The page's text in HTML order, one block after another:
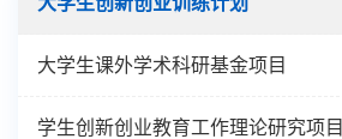
大学生课外学术科研基金项目
学生创新创业教育工作理论研究项目